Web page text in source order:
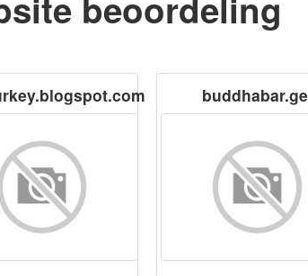
buddhabar.ge